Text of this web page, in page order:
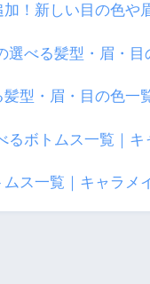
！新しい目の色や
型・眉・目の色一
ス一覧｜キャラメ